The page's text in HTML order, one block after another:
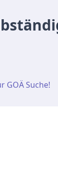
GOÄ Suche!